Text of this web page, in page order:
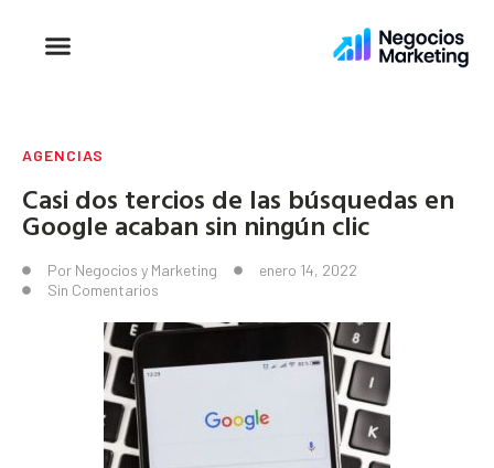
AGENCIAS
Casi dos tercios de las búsquedas en
Google acaban sin ningún clic
Por Negocios y Marketing
enero 14, 2022
Sin Comentarios